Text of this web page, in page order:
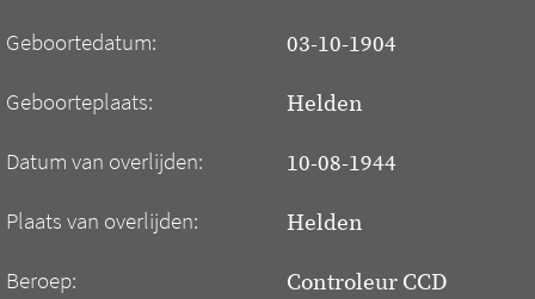
Geboortedatum: 03-10-1904
Geboorteplaats: Helden
Datum van overlijden: 10-08-1944
Plaats van overlijden: Helden
Beroep: Controleur CCD